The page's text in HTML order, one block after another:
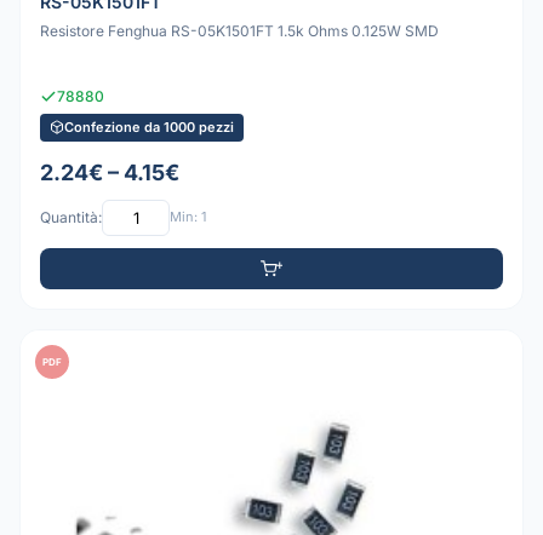
Resistore Fenghua RS-05K1501FT 1.5k Ohms 0.125W SMD
78880
Confezione da 1000 pezzi
2.24€ – 4.15€
Quantità: Min: 1
PDF